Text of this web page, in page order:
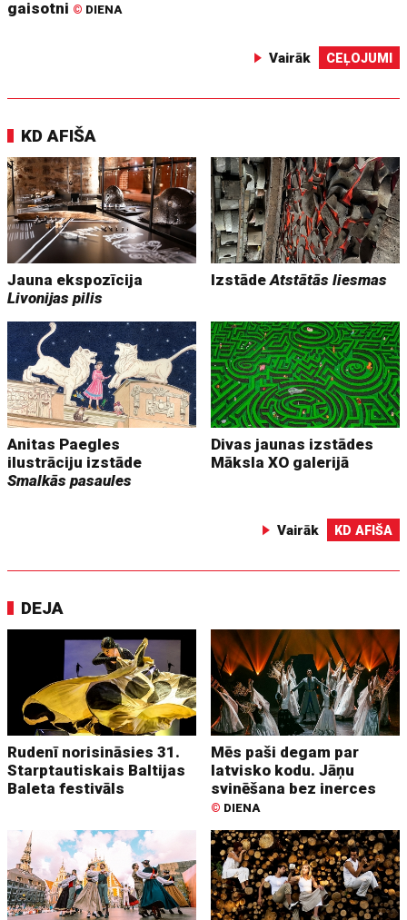
gaisotni © DIENA
Vairāk CEĻOJUMI
KD AFIŠA
Jauna ekspozīcija
Livonijas pilis
IzstādeAtstātās liesmas
Anitas Paegles
ilustrāciju izstāde
Smalkās pasaules
Divas jaunas izstādes
Māksla XO galerijā
Vairāk KD AFIŠA
DEJA
Rudenī norisināsies 31.
Starptautiskais Baltijas
Baleta festivāls
Mēs paši degam par
latvisko kodu. Jāņu
svinēšana bez inerces
© DIENA